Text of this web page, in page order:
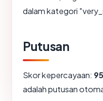
dalam kategori
Putusan
Skor kepercayaan:
adalah putusan